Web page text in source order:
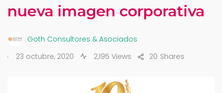
nueva imagen corporativa
Goth Consultores & Asociados
.
23 octubre, 2020 2,195 Views Shares
20